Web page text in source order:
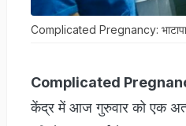
Complicated Pregnancy:
Complicated
केंद्र में आज गुरुवार को एक